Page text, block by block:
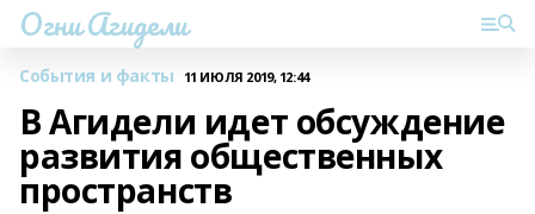
Огни Агидели
События и факты 11 ИЮЛЯ 2019, 12:44
В Агидели идет обсуждение
развития общественных
пространств